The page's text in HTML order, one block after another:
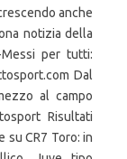
anche
notizia della
Messi per tutti:
Dal
al campo
Risultati
su CR7 Toro: in